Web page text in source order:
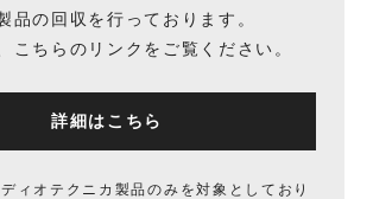
品の回収を行っております。
こちらのリンクをご覧ください。
詳細はこちら
ィオテクニカ製品のみを対象としており